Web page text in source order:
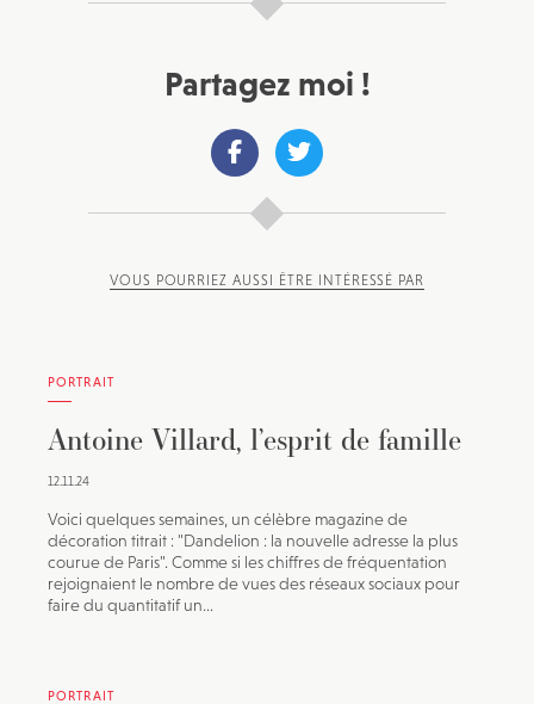
Partagez moi !
VOUS POURRIEZ AUSSI ÊTRE INTÉRESSÉ PAR
PORTRAIT
Antoine Villard, l’esprit de famille
12.11.24
Voici quelques semaines, un célèbre magazine de
décoration titrait : "Dandelion : la nouvelle adresse la plus
courue de Paris". Comme si les chiffres de fréquentation
rejoignaient le nombre de vues des réseaux sociaux pour
faire du quantitatif un...
PORTRAIT